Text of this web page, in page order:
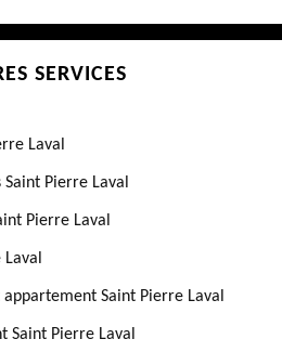
SERVICES
Laval
Pierre Laval
Pierre Laval
Saint Pierre Laval
Saint Pierre Laval